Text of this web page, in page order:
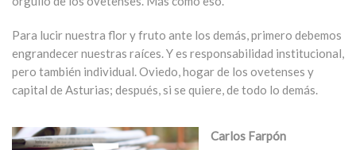
Para lucir nuestra flor y fruto ante los demás, primero debemos
engrandecer nuestras raíces. Y es responsabilidad institucional,
pero también individual. Oviedo, hogar de los ovetenses y
capital de Asturias; después, si se quiere, de todo lo demás.
Carlos Farpón